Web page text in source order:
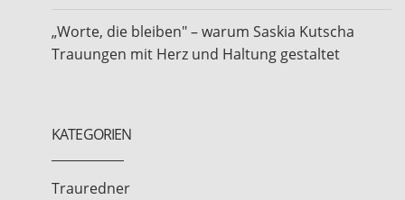
„Worte, die bleiben" – warum Saskia Kutscha
Trauungen mit Herz und Haltung gestaltet
KATEGORIEN
Trauredner